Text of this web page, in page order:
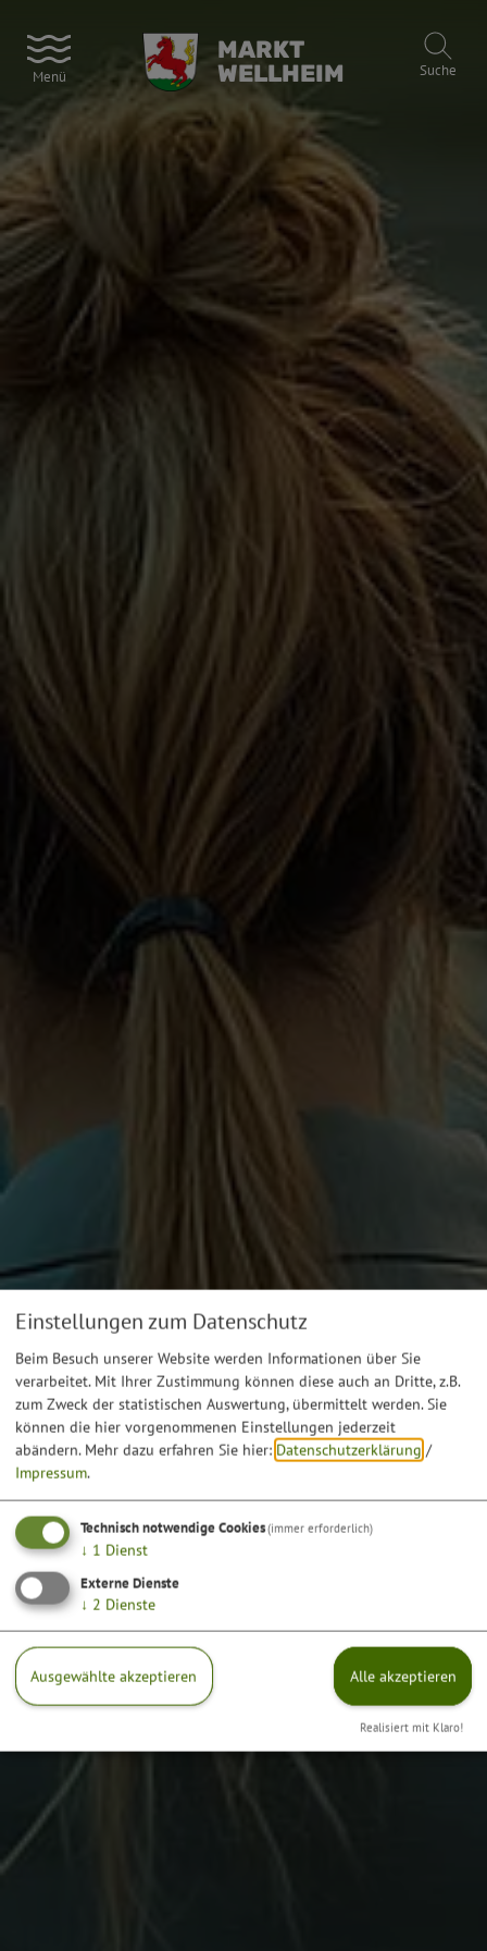
Menü
MARKT
WELLHEIM
Suche
Einstellungen zum Datenschutz
Beim Besuch unserer Website werden Informationen über Sie
verarbeitet. Mit Ihrer Zustimmung können diese auch an Dritte, z.B.
zum Zweck der statistischen Auswertung, übermittelt werden. Sie
können die hier vorgenommenen Einstellungen jederzeit
abändern. Mehr dazu erfahren Sie hier: Datenschutzerklärung /
Impressum.
Technisch notwendige Cookies(immer erforderlich)
↓ 1 Dienst
Externe Dienste
↓ 2 Dienste
Ausgewählte akzeptieren Alle akzeptieren
Realisiert mit Klaro!